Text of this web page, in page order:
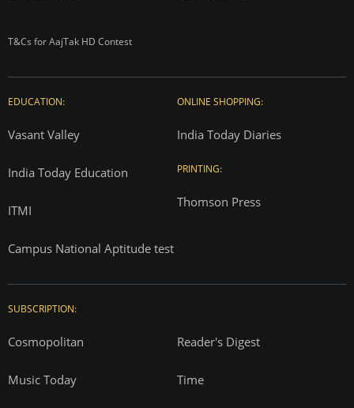
T&Cs for AajTak HD Contest
EDUCATION:
Vasant Valley
India Today Education
ITMI
Campus National Aptitude test
ONLINE SHOPPING:
India Today Diaries
PRINTING:
Thomson Press
SUBSCRIPTION:
Cosmopolitan Reader's Digest
Music Today Time